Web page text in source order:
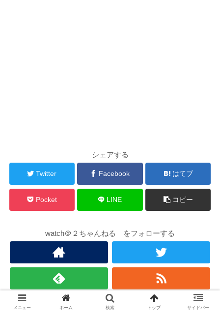
シェアする
Twitter Facebook はてブ
Pocket LINE コピー
watch＠２ちゃんねる をフォローする
お勧め記事（外部）
メニュー ホーム 検索 トップ サイドバー